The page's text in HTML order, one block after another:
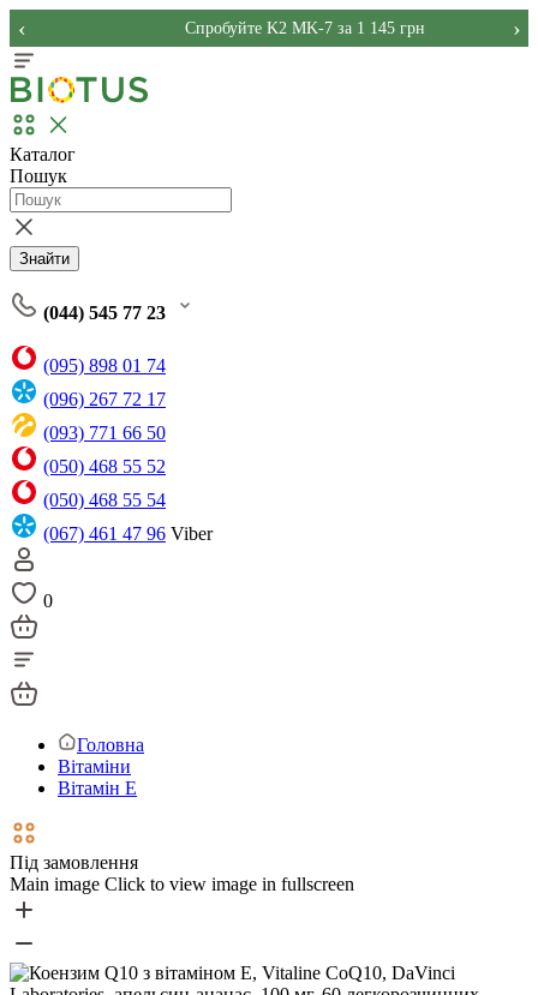
Спробуйте K2 MK-7 за 1 145 грн
‹ ›
Каталог
Пошук
Знайти
(044) 545 77 23
(095) 898 01 74
(096) 267 72 17
(093) 771 66 50
(050) 468 55 52
(050) 468 55 54
(067) 461 47 96 Viber
0
Головна
Вітаміни
Вітамін Е
Під замовлення
Main image Click to view image in fullscreen